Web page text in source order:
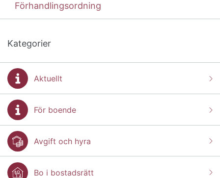
Förhandlingsordning
Kategorier
Aktuellt
För boende
Avgift och hyra
Bo i bostadsrätt